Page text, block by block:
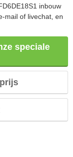
inbouw
mail of livechat, en
speciale